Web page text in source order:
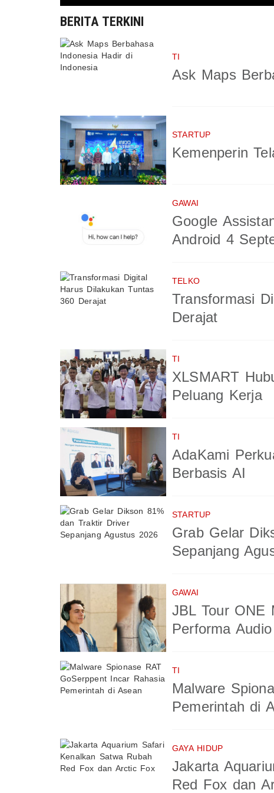
BERITA TERKINI
TI
Ask Maps
STARTUP
Kemenperin
GAWAI
Google
Android 4
TELKO
Transformasi
Derajat
TI
XLSMART
Peluang Kerja
TI
AdaKami
Berbasis AI
STARTUP
Grab Gelar
Sepanjang
GAWAI
JBL Tour ONE
Performa Audio
TI
Malware
Pemerintah di
GAYA HIDUP
Jakarta
Red Fox dan